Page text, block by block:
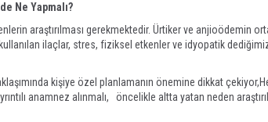
Ne Yapmalı?
araştırılması gerekmektedir. Ürtiker ve anjioödemin
ilaçlar, stres, fiziksel etkenler ve idyopatik
kişiye özel planlamanın önemine dikkat
anamnez alınmalı, öncelikle altta yatan neden